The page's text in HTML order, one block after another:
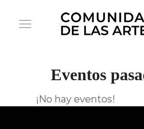
Eventos
¡No hay eventos!